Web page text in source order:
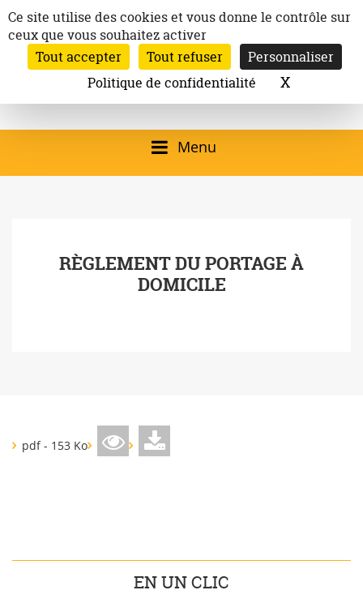
au
contenu
Ville de
Launaguet
Site officiel de la
Mairie de
Launaguet (31140)
qui présente la ville,
programmation
culturelle, la vie
Inscription à la newsletter
Email:
Rechercher
Menu
RÈGLEMENT DU PORTAGE À
DOMICILE
pdf - 153 Ko
EN UN CLIC
Panneau de gestion des cookies
Ce site utilise des cookies et vous donne le contrôle sur
ceux que vous souhaitez activer
Tout accepter
Tout refuser
Personnaliser
Politique de confidentialité
XMasquer